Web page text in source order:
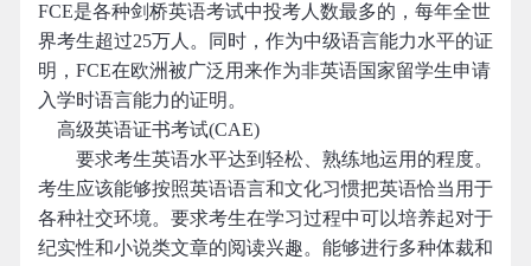
FCE是各种剑桥英语考试中投考人数最多的，每年全世
界考生超过25万人。同时，作为中级语言能力水平的证
明，FCE在欧洲被广泛用来作为非英语国家留学生申请
入学时语言能力的证明。
高级英语证书考试(CAE)
要求考生英语水平达到轻松、熟练地运用的程度。
考生应该能够按照英语语言和文化习惯把英语恰当用于
各种社交环境。要求考生在学习过程中可以培养起对于
纪实性和小说类文章的阅读兴趣。能够进行多种体裁和